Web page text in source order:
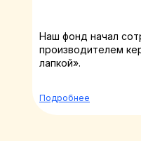
Наш фонд начал
производителем
лапкой».
Подробнее